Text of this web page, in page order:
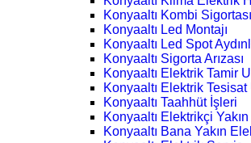
Konyaaltı Kombi Sigortası
Konyaaltı Led Montajı
Konyaaltı Led Spot
Konyaaltı Sigorta Arızası
Konyaaltı Elektrik Tamir
Konyaaltı Elektrik Tesisat
Konyaaltı Taahhüt İşleri
Konyaaltı Elektrikçi Yakın
Konyaaltı Bana Yakın